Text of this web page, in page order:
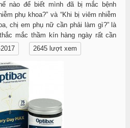
nào để biết mình đã bị mắc bệnh
phụ khoa?” và “Khi bị viêm nhiễm
chị em phụ nữ cần phải làm gì?” là
mắc thầm kín hàng ngày rất cần
2645 lượt xem